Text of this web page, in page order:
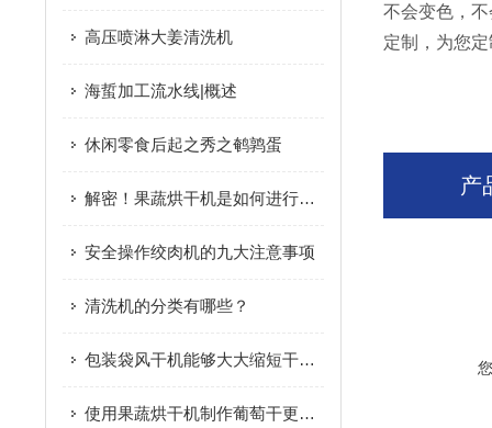
高压喷淋大姜清洗机
海蜇加工流水线|概述
休闲零食后起之秀之鹌鹑蛋
解密！果蔬烘干机是如何进行工作的
安全操作绞肉机的九大注意事项
清洗机的分类有哪些？
包装袋风干机能够大大缩短干燥时间 有效提高工作效率
使用果蔬烘干机制作葡萄干更加快速
不会变色，
定制，为您
产